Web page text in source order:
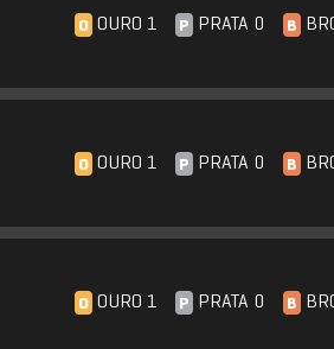
O OURO 1 P PRATA 0 B
O OURO 1 P PRATA 0 B
O OURO 1 P PRATA 0 B